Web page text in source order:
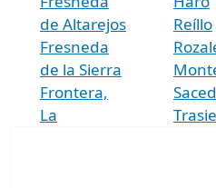
de Altarejos
Fresneda
de la Sierra
Frontera,
La
Reíllo